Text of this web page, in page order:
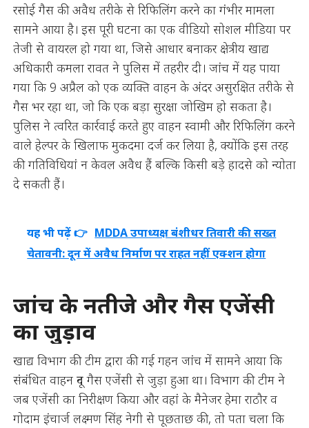
रसोई गैस की अवैध तरीके से रिफिलिंग करने का गंभीर मामला
सामने आया है। इस पूरी घटना का एक वीडियो सोशल मीडिया पर
तेजी से वायरल हो गया था, जिसे आधार बनाकर क्षेत्रीय खाद्य
अधिकारी कमला रावत ने पुलिस में तहरीर दी। जांच में यह पाया
गया कि 9 अप्रैल को एक व्यक्ति वाहन के अंदर असुरक्षित तरीके से
गैस भर रहा था, जो कि एक बड़ा सुरक्षा जोखिम हो सकता है।
पुलिस ने त्वरित कार्रवाई करते हुए वाहन स्वामी और रिफिलिंग करने
वाले हेल्पर के खिलाफ मुकदमा दर्ज कर लिया है, क्योंकि इस तरह
की गतिविधियां न केवल अवैध हैं बल्कि किसी बड़े हादसे को न्योता
दे सकती हैं।
यह भी पढ़ें 👉 MDDA उपाध्यक्ष बंशीधर तिवारी की सख्त
चेतावनी: दून में अवैध निर्माण पर राहत नहीं एक्शन होगा
जांच के नतीजे और गैस एजेंसी
का जुड़ाव
खाद्य विभाग की टीम द्वारा की गई गहन जांच में सामने आया कि
संबंधित वाहन दून गैस एजेंसी से जुड़ा हुआ था। विभाग की टीम ने
जब एजेंसी का निरीक्षण किया और वहां के मैनेजर हेमा राठौर व
गोदाम इंचार्ज लक्ष्मण सिंह नेगी से पूछताछ की, तो पता चला कि